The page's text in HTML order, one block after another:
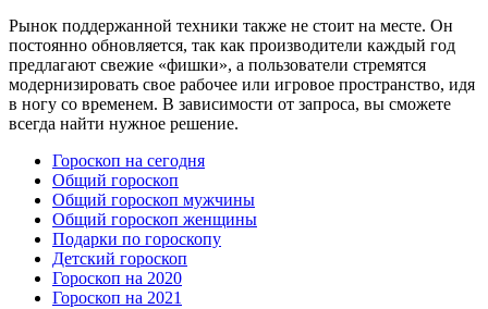
Рынок поддержанной техники также не стоит на месте. Он
постоянно обновляется, так как производители каждый год
предлагают свежие «фишки», а пользователи стремятся
модернизировать свое рабочее или игровое пространство, идя
в ногу со временем. В зависимости от запроса, вы сможете
всегда найти нужное решение.
Гороскоп на сегодня
Общий гороскоп
Общий гороскоп мужчины
Общий гороскоп женщины
Подарки по гороскопу
Детский гороскоп
Гороскоп на 2020
Гороскоп на 2021